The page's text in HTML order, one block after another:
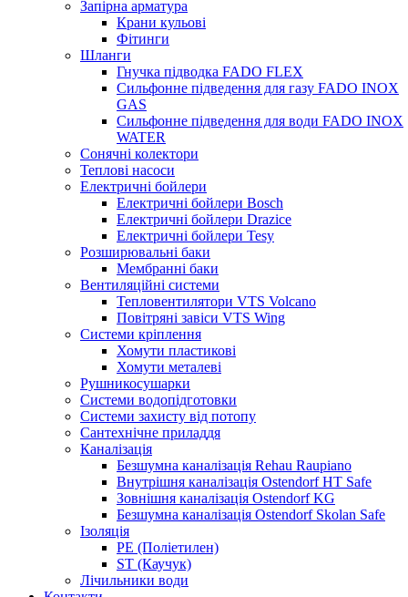
Запірна арматура
Крани кульові
Фітинги
Шланги
Гнучка підводка FADO FLEX
Сильфонне підведення для газу FADO INOX
GAS
Сильфонне підведення для води FADO INOX
WATER
Сонячні колектори
Теплові насоси
Електричні бойлери
Електричні бойлери Bosch
Електричні бойлери Drazice
Електричні бойлери Tesy
Розширювальні баки
Мембранні баки
Вентиляційні системи
Тепловентилятори VTS Volcano
Повітряні завіси VTS Wing
Системи кріплення
Хомути пластикові
Хомути металеві
Рушникосушарки
Системи водопідготовки
Системи захисту від потопу
Сантехнічне приладдя
Каналізація
Безшумна каналізація Rehau Raupiano
Внутрішня каналізація Ostendorf HT Safe
Зовнішня каналізація Ostendorf KG
Безшумна каналізація Ostendorf Skolan Safe
Ізоляція
PE (Поліетилен)
ST (Каучук)
Лічильники води